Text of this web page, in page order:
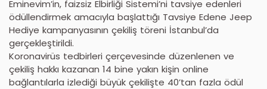
Eminevim’in, faizsiz Elbirliği Sistemi’ni tavsiye edenleri
ödüllendirmek amacıyla başlattığı Tavsiye Edene Jeep
Hediye kampanyasının çekiliş töreni İstanbul’da
gerçekleştirildi.
Koronavirüs tedbirleri çerçevesinde düzenlenen ve
çekiliş hakkı kazanan 14 bine yakın kişin online
bağlantılarla izlediği büyük çekilişte 40’tan fazla ödül